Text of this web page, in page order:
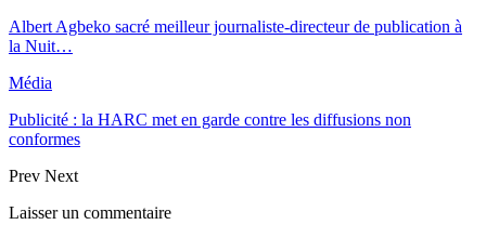
Albert Agbeko sacré meilleur journaliste-directeur de publication à
la Nuit…
Média
Publicité : la HARC met en garde contre les diffusions non
conformes
Prev Next
Laisser un commentaire